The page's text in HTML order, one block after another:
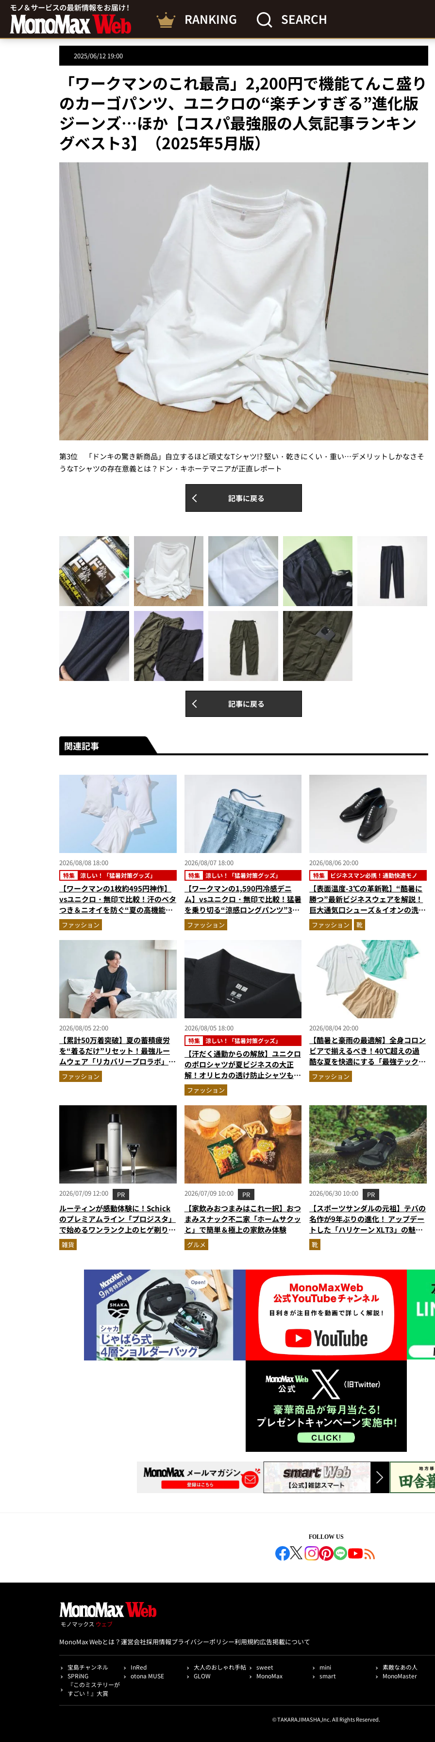
RANKING SEARCH
2025/06/12 19:00
「ワークマンのこれ最高」2,200円で機能てんこ盛り
のカーゴパンツ、ユニクロの“楽チンすぎる”進化版
ジーンズ…ほか【コスパ最強服の人気記事ランキン
グベスト3】（2025年5月版）
第3位 「ドンキの驚き新商品」自立するほど頑丈なTシャツ!? 堅い・乾きにくい・重い…デメリットしかなさそ
うなTシャツの存在意義とは？ドン・キホーテマニアが正直レポート
記事に戻る
記事に戻る
関連記事
2026/08/08 18:00
特集 涼しい！「猛暑対策グッズ」
【ワークマンの1枚約495円神作】
vsユニクロ・無印で比較！汗のベタ
つき＆ニオイを防ぐ“夏の高機能イ
ンナー”3選を徹底解剖。あなたに
最適な1着は？
ファッション
2026/08/07 18:00
特集 涼しい！「猛暑対策グッズ」
【ワークマンの1,590円冷感デニ
ム】vsユニクロ・無印で比較！猛暑
を乗り切る“涼感ロングパンツ”3選
を徹底解剖。接触冷感から綿100%
まで決定版
ファッション
2026/08/06 20:00
特集 ビジネスマン必携！通勤快適モノ
【表面温度-3℃の革新靴】“酷暑に
勝つ”最新ビジネスウェアを解説！
巨大通気口シューズ＆イオンの洗え
る1万円台セットアップほか
ファッション 靴
2026/08/05 22:00
【累計50万着突破】夏の蓄積疲労
を“着るだけ”リセット！最強ルー
ムウェア「リカバリープロラボ」に
新色登場
ファッション
2026/08/05 18:00
特集 涼しい！「猛暑対策グッズ」
【汗だく通勤からの解放】ユニクロ
のポロシャツが夏ビジネスの大正
解！オリヒカの透け防止シャツも優
秀。酷暑も涼しい顔で働ける超快適
ウエアの実力
ファッション
2026/08/04 20:00
【酷暑と豪雨の最適解】全身コロン
ビアで揃えるべき！40℃超えの過
酷な夏を快適にする「最強テックウ
エア」セットアップ
ファッション
2026/07/09 12:00 PR
ルーティンが感動体験に！Schick
のプレミアムライン「プロジスタ」
で始めるワンランク上のヒゲ剃り習
慣
雑貨
2026/07/09 10:00 PR
【家飲みおつまみはこれ一択】おつ
まみスナック不二家「ホームサクッ
と」で簡単＆極上の家飲み体験
グルメ
2026/06/30 10:00 PR
【スポーツサンダルの元祖】テバの
名作が9年ぶりの進化！ アップデー
トした「ハリケーン XLT3」の魅力
を識者があらゆる角度から徹底解
説！
靴
FOLLOW US
MonoMax Webとは？運営会社採用情報プライバシーポリシー利用規約広告掲載について
宝島チャンネル InRed 大人のおしゃれ手帖 sweet mini
素敵なあの人
SPRiNG
otona MUSE GLOW MonoMax smart
MonoMaster
『このミステリーが
すごい！』大賞
© TAKARAJIMASHA,Inc. All Rights Reserved.